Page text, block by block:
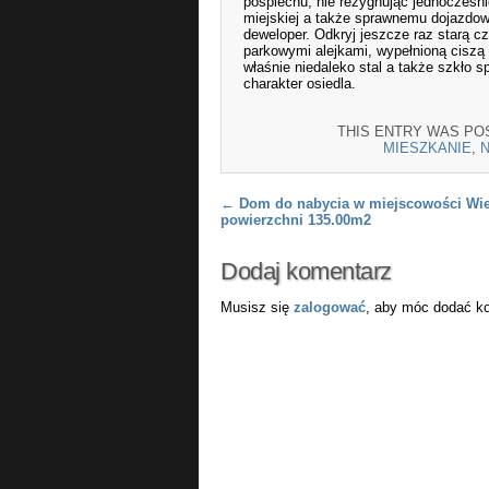
miejskiej a także sprawnemu
deweloper. Odkryj jeszcze raz starą
parkowymi alejkami, wypełnioną
właśnie niedaleko stal a także szkło
charakter osiedla.
THIS ENTRY WAS
MIESZKANIE
Post navigation
← Dom do nabycia w miejscowości
powierzchni 135.00m2
Dodaj komentarz
Musisz się zalogować, aby móc dodać